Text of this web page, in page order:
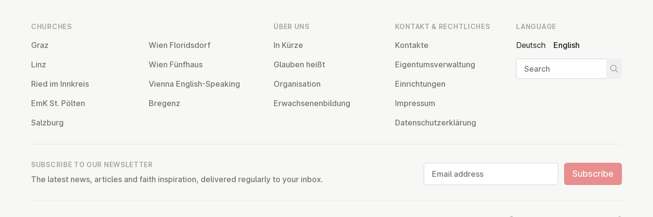
CHURCHES
Graz
Linz
Ried im Innkreis
EmK St. Pölten
Salzburg
Wien Flor­idsdorf
Wien Fünfhaus
Vienna English-Speaking
Bregenz
ÜBER UNS
In Kürze
Glauben heißt
Or­gan­isa­tion
Er­wach­sen­en­bildung
KONTAKT & RECHT­LICHES
Kontakte
Ei­gentums­ver­wal­tung
Ein­rich­tun­gen
Impressum
Datens­chutzerklärung
LANGUAGE
Deutsch
English
Search
Start
SUBSCRIBE TO OUR NEWSLETTER
The latest news, articles and faith inspiration, delivered regularly to your inbox.
Subscribe